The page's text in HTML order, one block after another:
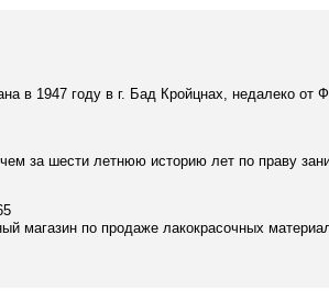
в 1947 году в г. Бад Кройцнах, недалеко от
за шести летнюю историю лет по праву
магазин по продаже лакокрасочных